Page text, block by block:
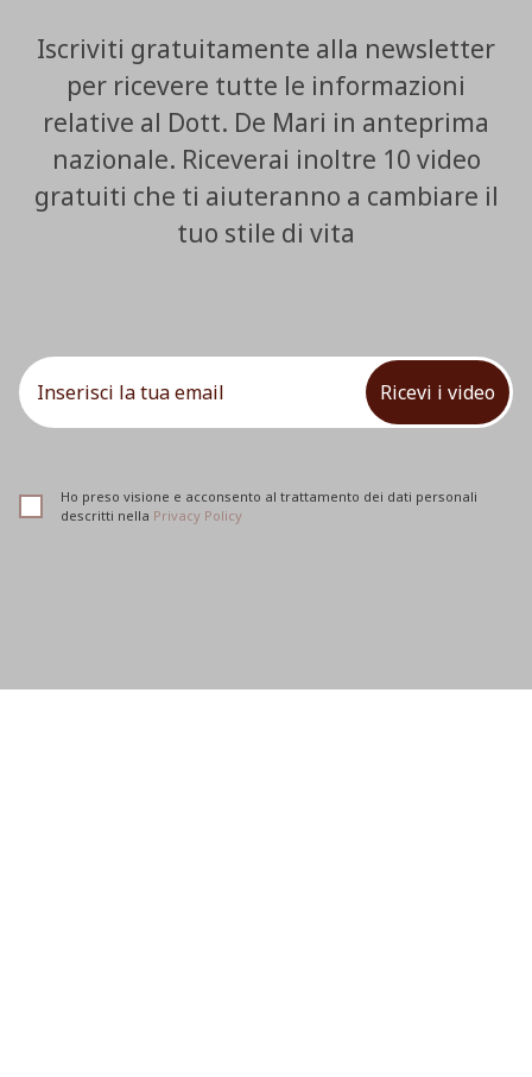
Iscriviti gratuitamente alla newsletter
per ricevere tutte le informazioni
relative al Dott. De Mari in anteprima
nazionale. Riceverai inoltre 10 video
gratuiti che ti aiuteranno a cambiare il
tuo stile di vita
Ricevi i video
Ho preso visione e acconsento al trattamento dei dati personali
descritti nella Privacy Policy